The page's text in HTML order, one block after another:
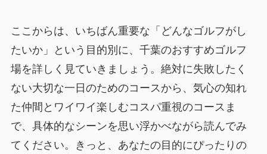
ここからは、いちばん重要な「どんなゴルフがし
たいか」という目的別に、千葉のおすすめゴルフ
場を詳しく見ていきましょう。絶対に失敗したく
ない大切な一日のためのコースから、気心の知れ
た仲間とワイワイ楽しむコスパ重視のコースま
で、具体的なシーンを思い浮かべながら読んでみ
てください。きっと、あなたの目的にぴったりの